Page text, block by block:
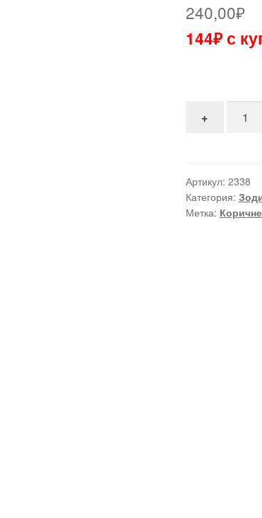
240,00₽
144₽ с
+
Артикул: 2338
Категория:
Метка: